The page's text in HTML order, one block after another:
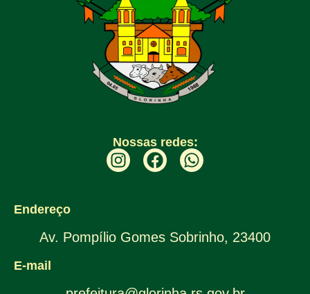
Nossas redes:
Endereço
Av. Pompílio Gomes Sobrinho, 23400
E-mail